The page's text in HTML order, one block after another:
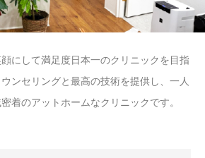
にして満足度日本一のクリニックを目指
ンセリングと最高の技術を提供し、一人
着のアットホームなクリニックです。